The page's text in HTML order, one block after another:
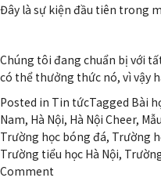
Đây là sự kiện đầu tiên trong
Chúng tôi đang chuẩn bị với
có thể thưởng thức nó, vì vậy
Posted in Tin tứcTagged Bài
Nam, Hà Nội, Hà Nội Cheer,
Trường học bóng đá, Trường
Trường tiểu học Hà Nội,
Comment